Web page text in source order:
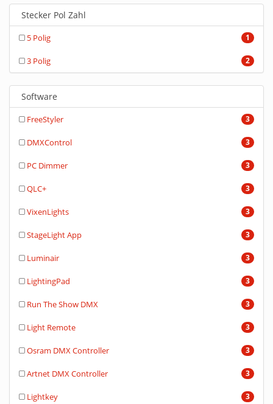
Stecker Pol Zahl
1
5 Polig
2
3 Polig
Software
3
FreeStyler
3
DMXControl
3
PC Dimmer
3
QLC+
3
VixenLights
3
StageLight App
3
Luminair
3
LightingPad
3
Run The Show DMX
3
Light Remote
3
Osram DMX Controller
3
Artnet DMX Controller
3
Lightkey